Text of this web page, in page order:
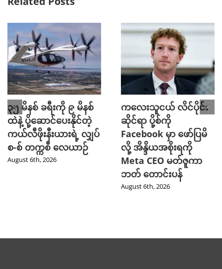
၃၅ မိနစ် ခရီးကို ၉ မိနစ်
ထဲနဲ့ ပို့ဆောင်ပေးနိုင်တဲ့
ကယ်လီဖိုးနီးယားရဲ့ လျှပ်
စ-စ် တက္ကစီ လေယာဉ်
August 6th, 2026
ကလေးသူငယ် လိင်ပိုင်း
ဆိုင်ရာ ပို့စ်ကို
Facebook မှာ ဖော်ပြမိ
လို့ အိန္ဒိယအစိုးရကို
Meta CEO မတ်ဇူကာ
ဘတ် တောင်းပန်
August 6th, 2026